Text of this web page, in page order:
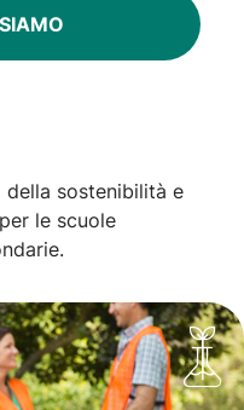
sostenibilità e
le scuole